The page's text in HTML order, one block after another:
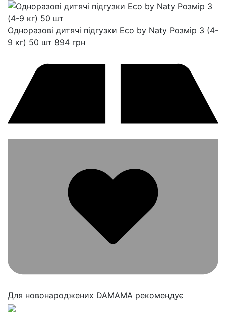
Одноразові дитячі підгузки Eco by Naty Розмір 3 (4-
9 кг) 50 шт 894 грн
Для новонароджених DAMAMA рекомендує